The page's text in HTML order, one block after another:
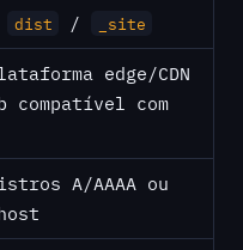
dist / _site
edge/CDN
compatível com
A/AAAA ou